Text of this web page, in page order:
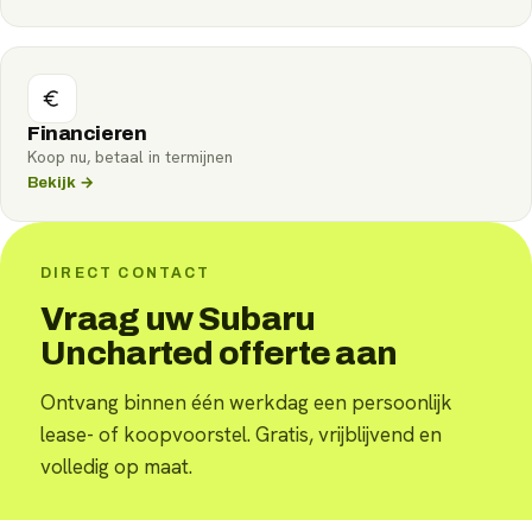
Financieren
Koop nu, betaal in termijnen
Bekijk →
DIRECT CONTACT
Vraag uw Subaru
Uncharted offerte aan
Ontvang binnen één werkdag een persoonlijk
lease- of koopvoorstel. Gratis, vrijblijvend en
volledig op maat.